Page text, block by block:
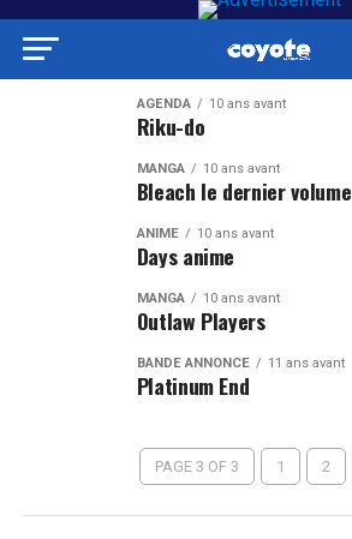
AGENDA 10 ans avant
Riku-do
MANGA 10 ans avant
Bleach le dernier volume
ANIME 10 ans avant
Days anime
MANGA 10 ans avant
Outlaw Players
BANDE ANNONCE 11 ans avant
Platinum End
PAGE 3 OF 3 1 2